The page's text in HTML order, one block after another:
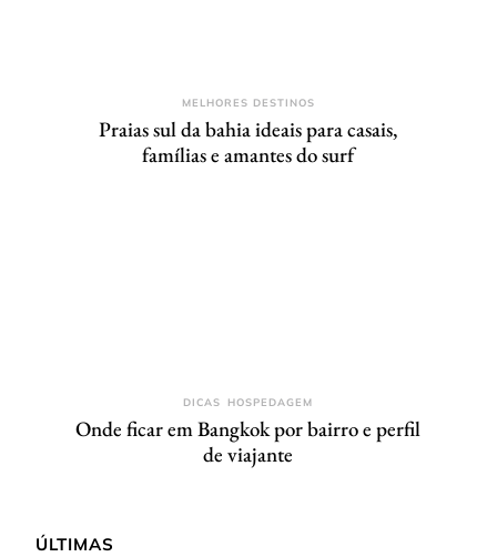
MELHORES DESTINOS
Praias sul da bahia ideais para casais,
famílias e amantes do surf
DICAS HOSPEDAGEM
Onde ficar em Bangkok por bairro e perfil
de viajante
ÚLTIMAS